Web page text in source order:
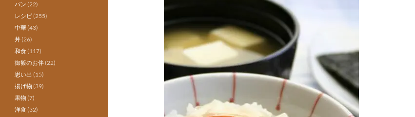
パン (22)
レシピ(255)
中華(43)
丼(26)
和食(117)
御飯のお伴(22)
思い出 (15)
揚げ物 (39)
果物 (7)
洋食(32)